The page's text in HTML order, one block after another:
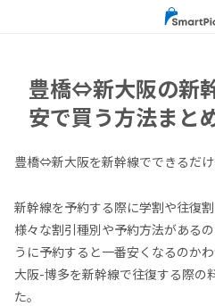
豊橋⇔新大阪の新
安で買う方法まと
豊橋⇔新大阪を新幹線でできるだ
新幹線を予約する際に学割や往復
様々な割引種別や予約方法がある
うに予約すると一番安くなるのか
大阪-博多を新幹線で往復する際の
た。